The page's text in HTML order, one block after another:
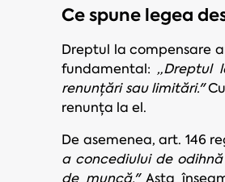
Ce spune legea
Dreptul la compensare
fundamental: „Dreptul
renunțări sau limitări."
renunța la el.
De asemenea, art. 146
a concediului de
de muncă."Asta